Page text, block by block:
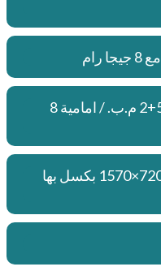
: خلفية مزدوجة 50+2 م.ب. / امامية 8
: 6.75 بوصة بدقة 720×1570 بكسل بها